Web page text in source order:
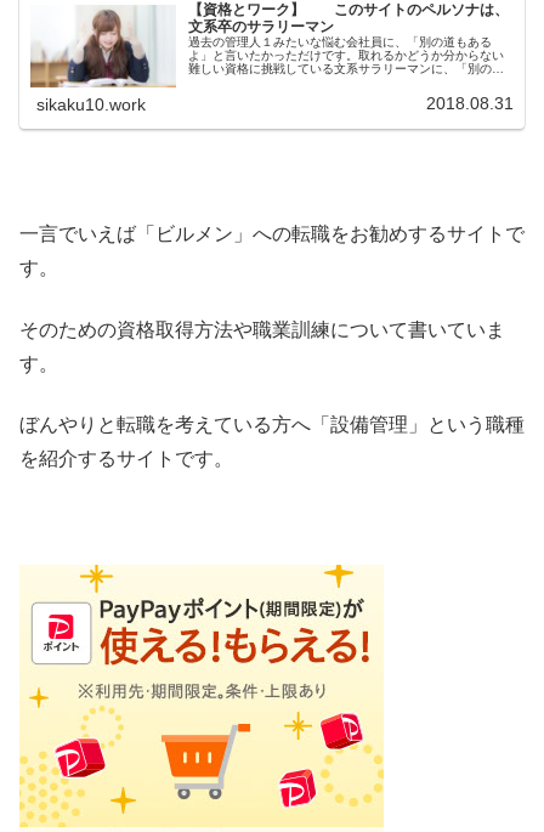
【資格とワーク】 このサイトのペルソナは、
文系卒のサラリーマン
過去の管理人１みたいな悩む会社員に、「別の道もある
よ」と言いたかっただけです。取れるかどうか分からない
難しい資格に挑戦している文系サラリーマンに、「別の業
sikaku10.work 2018.08.31
一言でいえば「ビルメン」への転職をお勧めするサイトで
す。
そのための資格取得方法や職業訓練について書いていま
す。
ぼんやりと転職を考えている方へ「設備管理」という職種
を紹介するサイトです。